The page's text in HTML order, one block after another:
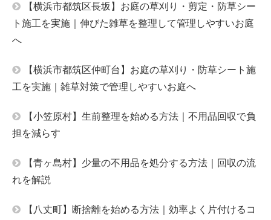
【横浜市都筑区長坂】お庭の草刈り・剪定・防草シー
ト施工を実施｜伸びた雑草を整理して管理しやすいお庭
へ
【横浜市都筑区仲町台】お庭の草刈り・防草シート施
工を実施｜雑草対策で管理しやすいお庭へ
【小笠原村】生前整理を始める方法｜不用品回収で負
担を減らす
【青ヶ島村】少量の不用品を処分する方法｜回収の流
れを解説
【八丈町】断捨離を始める方法｜効率よく片付けるコ